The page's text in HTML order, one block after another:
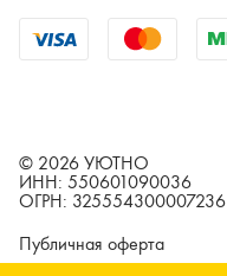
© 2026 УЮТНО
ИНН: 550601090036
ОГРН: 325554300007236
Публичная оферта